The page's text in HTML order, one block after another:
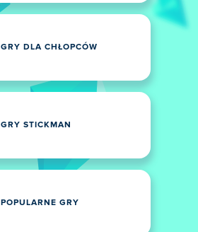
GRY DLA CHŁOPCÓW
GRY STICKMAN
POPULARNE GRY